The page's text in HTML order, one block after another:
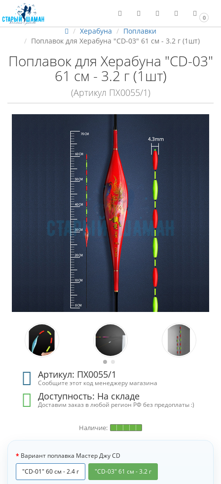
0
Херабуна
Поплавки
Поплавок для Херабуна "CD-03" 61 см - 3.2 г (1шт)
Поплавок для Херабуна "CD-03"
61 см - 3.2 г (1шт)
(Артикул ПХ0055/1)
Артикул: ПХ0055/1
Сообщите этот код менеджеру магазина
Доступность: На складе
Доставим заказ в любой регион РФ без предоплаты :)
Вариант поплавка Мастер Джу CD
"CD-01" 60 см - 2.4 г
"CD-03" 61 см - 3.2 г